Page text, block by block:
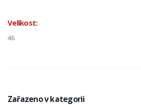
Velikost:
46
Zařazeno v kategorii